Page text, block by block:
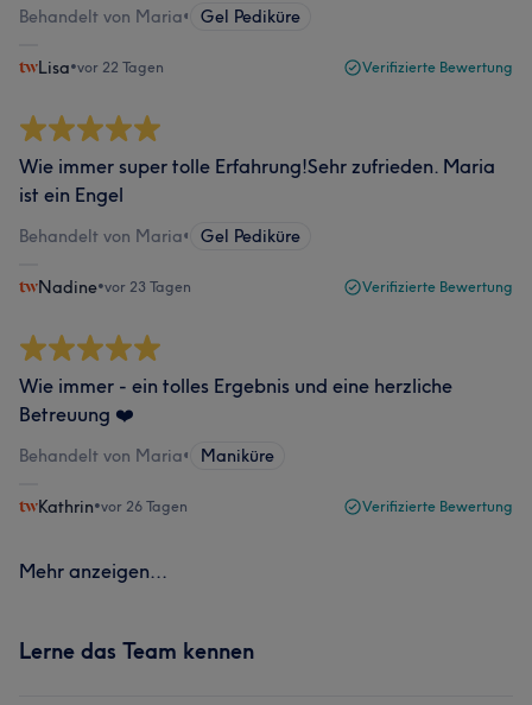
Behandelt von Maria• Gel Pediküre
Lisa•vor 22 Tagen Verifizierte Bewertung
Wie immer super tolle Erfahrung!Sehr zufrieden. Maria
ist ein Engel
Behandelt von Maria• Gel Pediküre
Nadine•vor 23 Tagen Verifizierte Bewertung
Wie immer - ein tolles Ergebnis und eine herzliche
Betreuung ❤️
Behandelt von Maria• Maniküre
Kathrin•vor 26 Tagen Verifizierte Bewertung
Mehr anzeigen...
Lerne das Team kennen